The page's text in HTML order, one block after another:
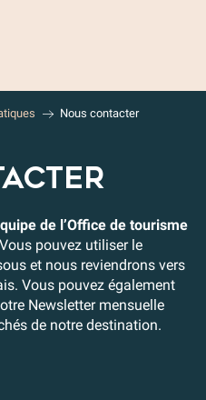
Nous contacter
de l’Office de tourisme
pouvez utiliser le
et nous reviendrons vers
Vous pouvez également
Newsletter mensuelle
de notre destination.